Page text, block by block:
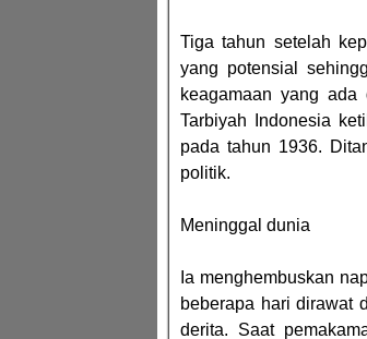
Tiga tahun setelah
yang potensial
keagamaan yang
Tarbiyah Indonesia
pada tahun 1936.
politik.
Meninggal dunia
Ia menghembuskan
beberapa hari dirawat
derita. Saat